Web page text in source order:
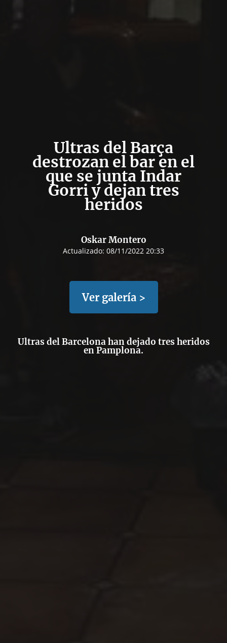
Ultras del Barça
destrozan el bar en el
que se junta Indar
Gorri y dejan tres
heridos
Oskar Montero
Actualizado: 08/11/2022 20:33
Ver galería >
Ultras del Barcelona han dejado tres heridos
en Pamplona.